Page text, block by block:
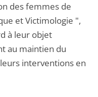
des femmes de
et Victimologie ",
à leur objet
au maintien du
interventions en